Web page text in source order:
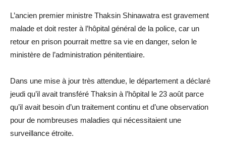
L’ancien premier ministre Thaksin Shinawatra est gravement
malade et doit rester à l’hôpital général de la police, car un
retour en prison pourrait mettre sa vie en danger, selon le
ministère de l’administration pénitentiaire.
Dans une mise à jour très attendue, le département a déclaré
jeudi qu’il avait transféré Thaksin à l’hôpital le 23 août parce
qu’il avait besoin d’un traitement continu et d’une observation
pour de nombreuses maladies qui nécessitaient une
surveillance étroite.